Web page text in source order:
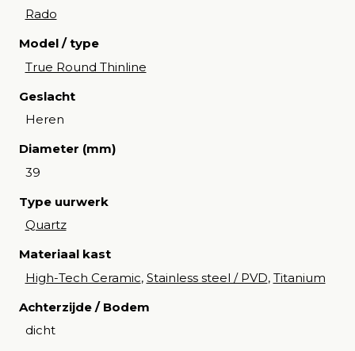
Rado
Model / type
True Round Thinline
Geslacht
Heren
Diameter (mm)
39
Type uurwerk
Quartz
Materiaal kast
High-Tech Ceramic, Stainless steel / PVD, Titanium
Achterzijde / Bodem
dicht